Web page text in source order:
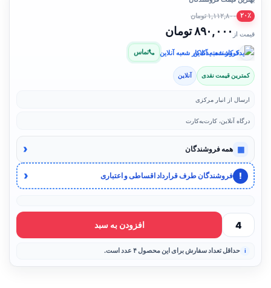
۲۰٪ ۱,۱۱۲,۸۰۰ تومان
قیمت از ۸۹۰,۰۰۰ تومان
فروشنده: یدک‌کار شعبه آنلاین تماس
کمترین قیمت نقدی آنلاین
ارسال از انبار مرکزی
درگاه آنلاین، کارت‌به‌کارت
▦ همه فروشندگان ‹
! فروشندگان طرف قرارداد اقساطی و اعتباری ‹
افزودن به سبد
حداقل تعداد سفارش برای این محصول ۴ عدد است.